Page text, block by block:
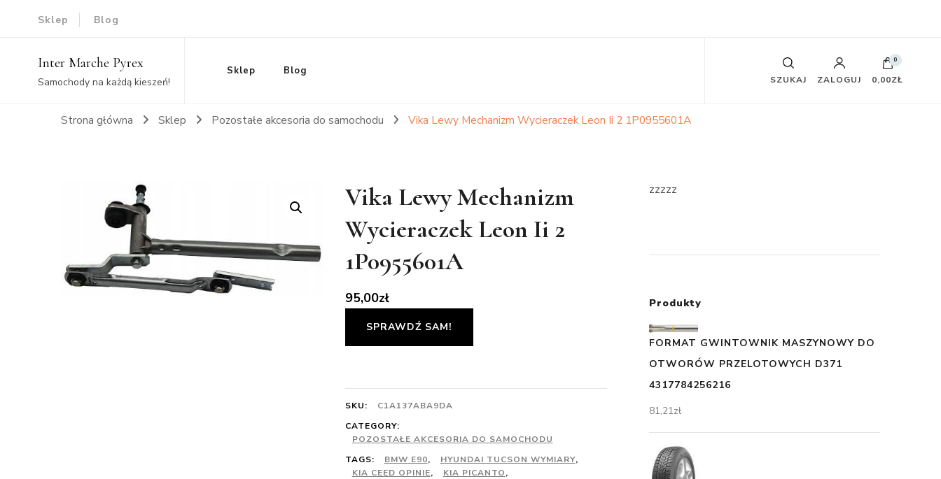
Sklep Blog
Inter Marche Pyrex
Samochody na każdą kieszeń!
Sklep Blog
SZUKAJ ZALOGUJ
0
0,00ZŁ
Strona główna Sklep Pozostałe akcesoria do samochodu Vika Lewy Mechanizm Wycieraczek Leon Ii 2 1P0955601A
Vika Lewy Mechanizm
Wycieraczek Leon Ii 2
1P0955601A
95,00zł
SPRAWDŹ SAM!
SKU:
C1A137ABA9DA
CATEGORY:
POZOSTAŁE AKCESORIA DO SAMOCHODU
TAGS:
BMW E90, HYUNDAI TUCSON WYMIARY,
KIA CEED OPINIE, KIA PICANTO,
zzzzz
Produkty
FORMAT GWINTOWNIK MASZYNOWY DO
OTWORÓW PRZELOTOWYCH D371
4317784256216
81,21zł